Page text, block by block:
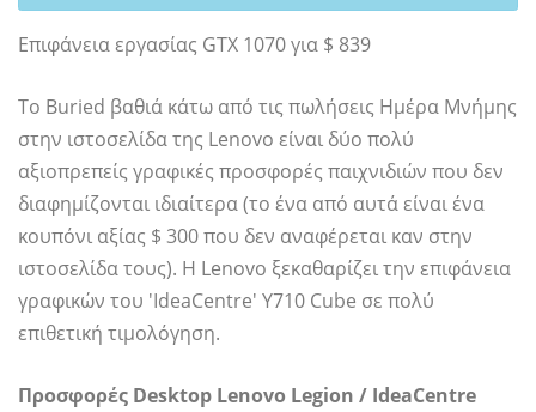
Επιφάνεια εργασίας GTX 1070 για $ 839
Το Buried βαθιά κάτω από τις πωλήσεις Ημέρα Μνήμης
στην ιστοσελίδα της Lenovo είναι δύο πολύ
αξιοπρεπείς γραφικές προσφορές παιχνιδιών που δεν
διαφημίζονται ιδιαίτερα (το ένα από αυτά είναι ένα
κουπόνι αξίας $ 300 που δεν αναφέρεται καν στην
ιστοσελίδα τους). Η Lenovo ξεκαθαρίζει την επιφάνεια
γραφικών του 'IdeaCentre' Y710 Cube σε πολύ
επιθετική τιμολόγηση.
Προσφορές Desktop Lenovo Legion / IdeaCentre